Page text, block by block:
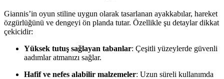
Giannis’in oyun stiline uygun olarak tasarlanan ayakkabılar, hareket
özgürlüğünü ve dengeyi ön planda tutar. Özellikle şu detaylar dikkat
çekicidir:
Yüksek tutuş sağlayan tabanlar: Çeşitli yüzeylerde güvenli
aadımlar atmanızı sağlar.
Hafif ve nefes alabilir malzemeler: Uzun süreli kullanımda